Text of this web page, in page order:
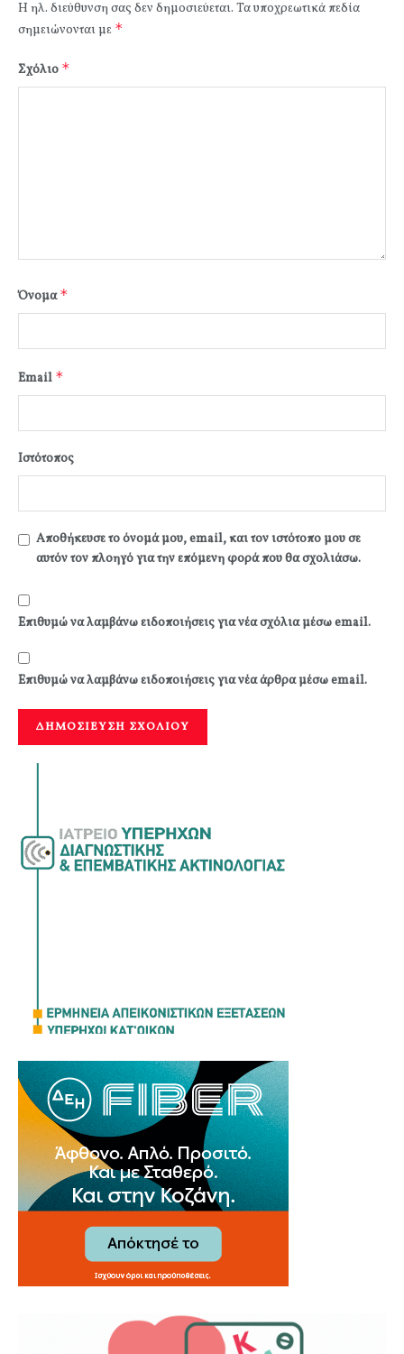
Η ηλ. διεύθυνση σας δεν δημοσιεύεται. Τα υποχρεωτικά πεδία
σημειώνονται με *
Σχόλιο *
Όνομα*
Email *
Ιστότοπος
Αποθήκευσε το όνομά μου, email, και τον ιστότοπο μου σε
αυτόν τον πλοηγό για την επόμενη φορά που θα σχολιάσω.
Επιθυμώ να λαμβάνω ειδοποιήσεις για νέα σχόλια μέσω email.
Επιθυμώ να λαμβάνω ειδοποιήσεις για νέα άρθρα μέσω email.